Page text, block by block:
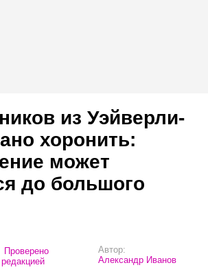
из Уэйверли-
хоронить:
может
до большого
Проверено
редакцией
Автор:
Александр Иванов